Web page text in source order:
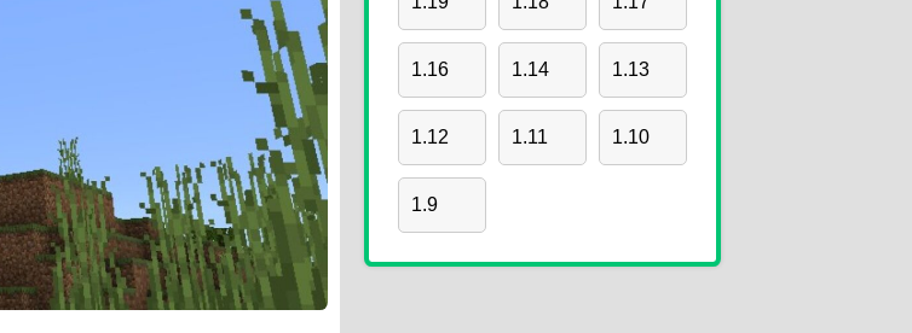
1.16 1.14 1.13
1.12 1.11 1.10
1.9